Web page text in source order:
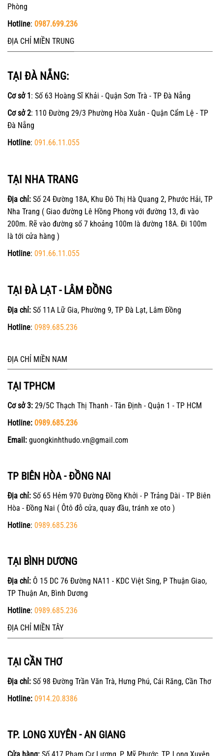
Phòng
Hotline: 0987.699.236
ĐỊA CHỈ MIỀN TRUNG
TẠI ĐÀ NẴNG:
Cơ sở 1: Số 63 Hoàng Sĩ Khải - Quận Sơn Trà - TP Đà Nẵng
Cơ sở 2: 110 Đường 29/3 Phường Hòa Xuân - Quận Cẩm Lệ - TP
Đà Nẵng
Hotline: 091.66.11.055
TẠI NHA TRANG
Địa chỉ: Số 24 Đường 18A, Khu Đô Thị Hà Quang 2, Phước Hải, TP
Nha Trang ( Giao đường Lê Hồng Phong với đường 13, đi vào
200m. Rẽ vào đường số 7 khoảng 100m là đường 18A. Đi 100m
là tới cửa hàng )
Hotline: 091.66.11.055
TẠI ĐÀ LẠT - LÂM ĐỒNG
Địa chỉ: Số 11A Lữ Gia, Phường 9, TP Đà Lạt, Lâm Đồng
Hotline: 0989.685.236
ĐỊA CHỈ MIỀN NAM
TẠI TPHCM
Cơ sở 3: 29/5C Thạch Thị Thanh - Tân Định - Quận 1 - TP HCM
Hotline: 0989.685.236
Email: guongkinhthudo.vn@gmail.com
TP BIÊN HÒA - ĐỒNG NAI
Địa chỉ: Số 65 Hẻm 970 Đường Đồng Khởi - P Trảng Dài - TP Biên
Hòa - Đồng Nai ( Ôtô đỗ cửa, quay đầu, tránh xe oto )
Hotline: 0989.685.236
TẠI BÌNH DƯƠNG
Địa chỉ: Ô 15 DC 76 Đường NA11 - KDC Việt Sing, P Thuận Giao,
TP Thuận An, Bình Dương
Hotline: 0989.685.236
ĐỊA CHỈ MIỀN TÂY
TẠI CẦN THƠ
Địa chỉ: Số 98 Đường Trần Văn Trà, Hưng Phú, Cái Răng, Cần Thơ
Hotline: 0914.20.8386
TP. LONG XUYÊN - AN GIANG
Cửa hàng: Số 417 Phạm Cự Lượng, P. Mỹ Phước, TP. Long Xuyên,